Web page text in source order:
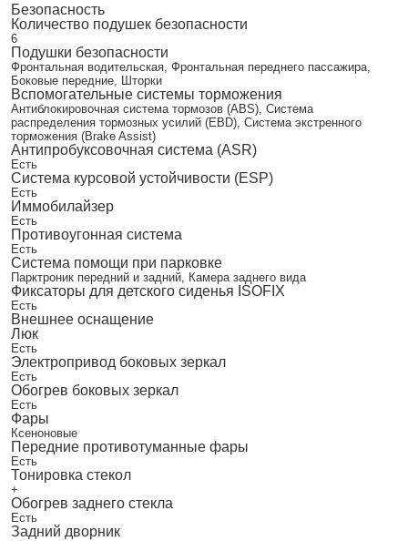
Безопасность
Количество подушек безопасности
6
Подушки безопасности
Фронтальная водительская, Фронтальная переднего пассажира,
Боковые передние, Шторки
Вспомогательные системы торможения
Антиблокировочная система тормозов (ABS), Система
распределения тормозных усилий (EBD), Система экстренного
торможения (Brake Assist)
Антипробуксовочная система (ASR)
Есть
Система курсовой устойчивости (ESP)
Есть
Иммобилайзер
Есть
Противоугонная система
Есть
Система помощи при парковке
Парктроник передний и задний, Камера заднего вида
Фиксаторы для детского сиденья ISOFIX
Есть
Внешнее оснащение
Люк
Есть
Электропривод боковых зеркал
Есть
Обогрев боковых зеркал
Есть
Фары
Ксеноновые
Передние противотуманные фары
Есть
Тонировка стекол
+
Обогрев заднего стекла
Есть
Задний дворник